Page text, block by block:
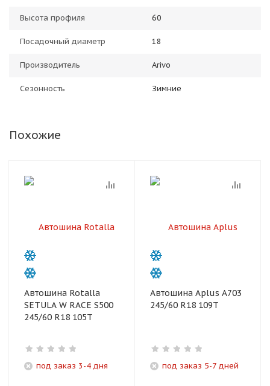
Высота профиля 60
Посадочный диаметр 18
Производитель Arivo
Сезонность Зимние
Похожие
Автошина Rotalla
SETULA W RACE S500
245/60 R18 105T
под заказ 3-4 дня
Автошина Aplus A703
245/60 R18 109T
под заказ 5-7 дней